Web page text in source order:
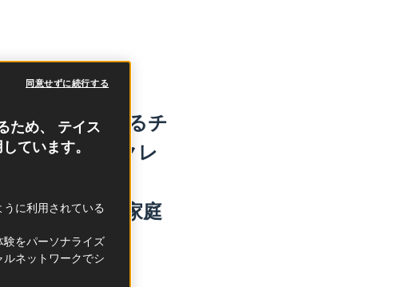
ャレンジするチ
ど、2月は、クレ
フランスの家庭
ます。
ため、 テイス
ています。
に利用されている
をパーソナライズ
ネットワークでシ
同意せずに続行する